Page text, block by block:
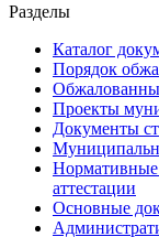
Разделы
Каталог
Порядок
Проекты
Документы
Нормативные
аттестации
Основные